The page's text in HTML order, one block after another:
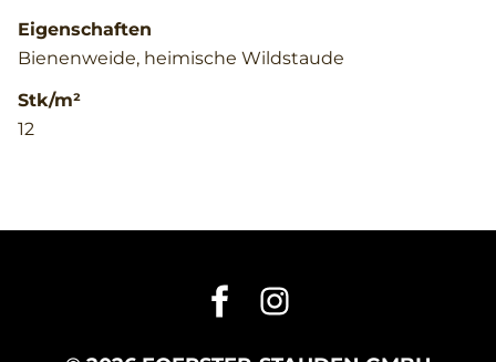
Eigenschaften
Bienenweide, heimische Wildstaude
Stk/m²
12